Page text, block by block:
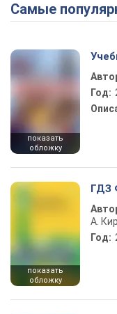
Самые
показать
обложку
Год:
показать
обложку
ГДЗ
А.
Год: